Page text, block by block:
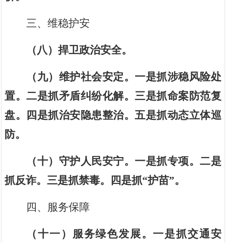
三、维稳护安
（八）捍卫政治安全。
（九）维护社会安定。 一是抓涉稳风险处
置。二是抓矛盾纠纷化解。三是抓命案防范复
盘。四是抓治安隐患整治。五是抓动态立体巡
防。
（十）守护人民安宁。 一是抓专项。二是
抓反诈。三是抓禁毒。 四是抓“护苗”。
四、服务保障
（十一）服务绿色发展。 一是抓交通安